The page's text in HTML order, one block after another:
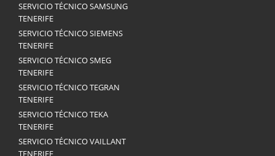
SERVICIO TÉCNICO SAMSUNG
TENERIFE
SERVICIO TÉCNICO SIEMENS
TENERIFE
SERVICIO TÉCNICO SMEG
TENERIFE
SERVICIO TÉCNICO TEGRAN
TENERIFE
SERVICIO TÉCNICO TEKA
TENERIFE
SERVICIO TÉCNICO VAILLANT
TENERIFE